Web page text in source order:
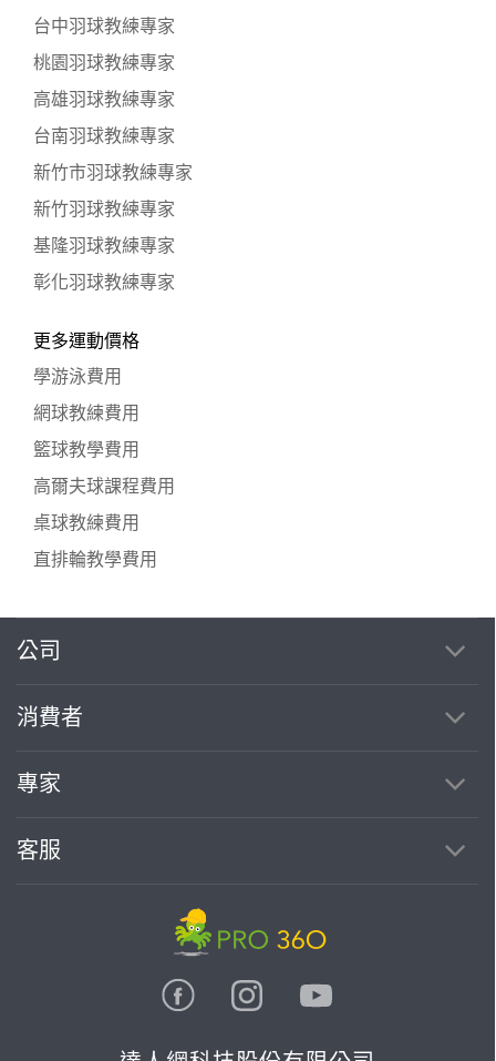
台中羽球教練專家
桃園羽球教練專家
高雄羽球教練專家
台南羽球教練專家
新竹市羽球教練專家
新竹羽球教練專家
基隆羽球教練專家
彰化羽球教練專家
更多運動價格
學游泳費用
網球教練費用
籃球教學費用
高爾夫球課程費用
桌球教練費用
直排輪教學費用
公司
消費者
專家
客服